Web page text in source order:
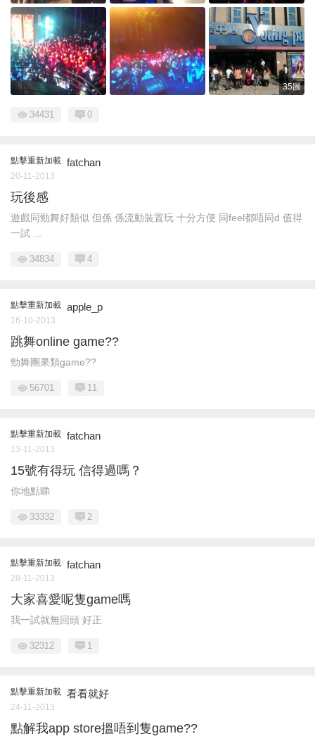
35圖
34431 0
點擊重新加載 fatchan
20-11-2013
玩後感
遊戲同勁舞好類似 但係 係流動裝置玩 十分方便 同feel都唔同d 值得
一試 ...
34834 4
點擊重新加載 apple_p
16-10-2013
跳舞online game??
勁舞團果類game??
56701 11
點擊重新加載 fatchan
13-11-2013
15號有得玩 信得過嗎？
你地點睇
33332 2
點擊重新加載 fatchan
28-11-2013
大家喜愛呢隻game嗎
我一試就無回頭 好正
32312 1
點擊重新加載 看看就好
24-11-2013
點解我app store搵唔到隻game??